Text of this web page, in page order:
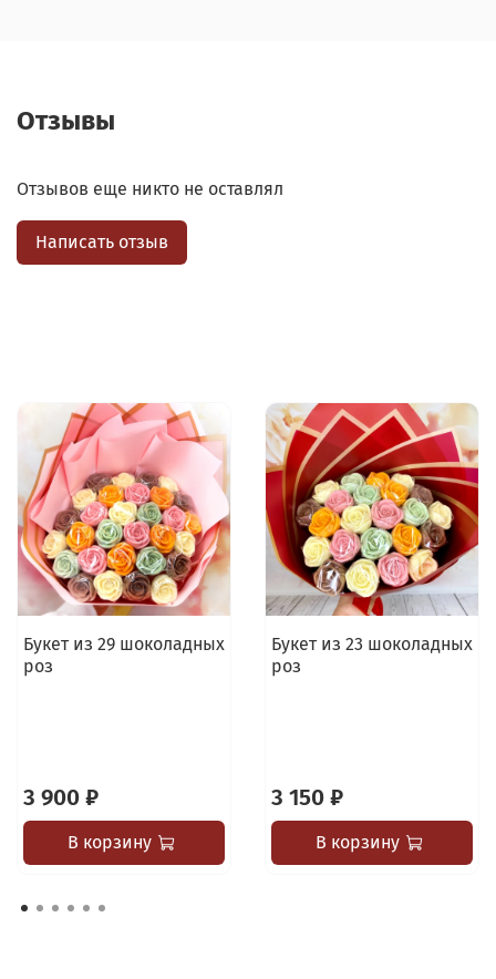
Отзывы
Отзывов еще никто не оставлял
Написать отзыв
Букет из 29 шоколадных
роз
3 900 ₽
В корзину
Букет из 23 шоколадных
роз
3 150 ₽
В корзину